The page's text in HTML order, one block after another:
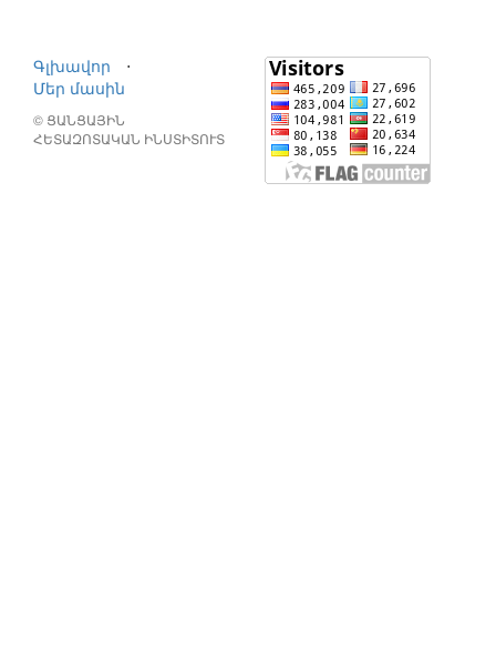
Գլխավոր
⋅
Մեր մասին
© ՑԱՆՑԱՅԻՆ
ՀԵՏԱԶՈՏԱԿԱՆ ԻՆՍՏԻՏՈՒՏ